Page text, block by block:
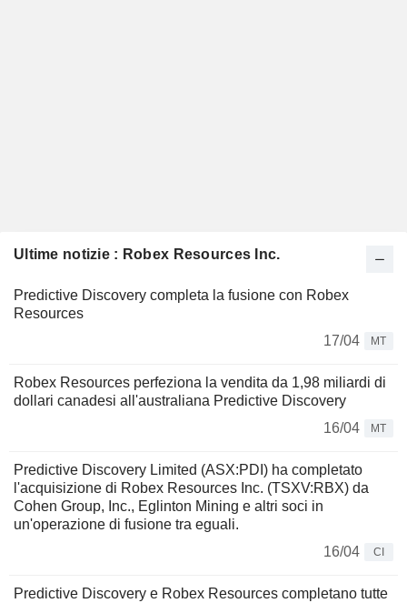
Ultime notizie : Robex Resources Inc.
Predictive Discovery completa la fusione con Robex
Resources
17/04
MT
Robex Resources perfeziona la vendita da 1,98 miliardi di
dollari canadesi all'australiana Predictive Discovery
16/04
MT
Predictive Discovery Limited (ASX:PDI) ha completato
l'acquisizione di Robex Resources Inc. (TSXV:RBX) da
Cohen Group, Inc., Eglinton Mining e altri soci in
un'operazione di fusione tra eguali.
16/04
CI
Predictive Discovery e Robex Resources completano tutte